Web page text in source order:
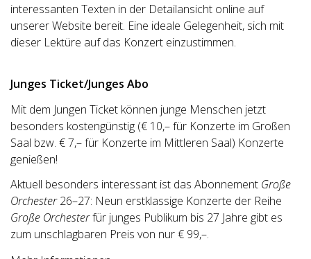
interessanten Texten in der Detailansicht online auf
unserer Website bereit. Eine ideale Gelegenheit, sich mit
dieser Lektüre auf das Konzert einzustimmen.
Junges Ticket/Junges Abo
Mit dem Jungen Ticket können junge Menschen jetzt
besonders kostengünstig (€ 10,– für Konzerte im Großen
Saal bzw. € 7,– für Konzerte im Mittleren Saal) Konzerte
genießen!
Aktuell besonders interessant ist das Abonnement Große
Orchester26–27: Neun erstklassige Konzerte der Reihe
Große Orchesterfür junges Publikum bis 27 Jahre gibt es
zum unschlagbaren Preis von nur € 99,–.